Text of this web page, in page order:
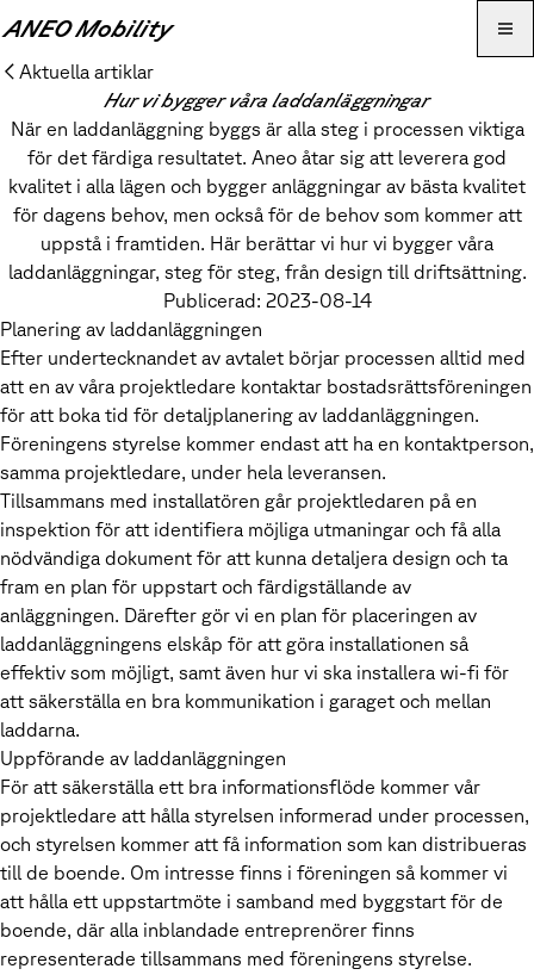
ANEO Mobility
Aktuella artiklar
Hur vi bygger våra laddanläggningar
När en laddanläggning byggs är alla steg i processen viktiga
för det färdiga resultatet. Aneo åtar sig att leverera god
kvalitet i alla lägen och bygger anläggningar av bästa kvalitet
för dagens behov, men också för de behov som kommer att
uppstå i framtiden. Här berättar vi hur vi bygger våra
laddanläggningar, steg för steg, från design till driftsättning.
Publicerad: 2023-08-14
Planering av laddanläggningen
Efter undertecknandet av avtalet börjar processen alltid med
att en av våra projektledare kontaktar bostadsrättsföreningen
för att boka tid för detaljplanering av laddanläggningen.
Föreningens styrelse kommer endast att ha en kontaktperson,
samma projektledare, under hela leveransen.
Tillsammans med installatören går projektledaren på en
inspektion för att identifiera möjliga utmaningar och få alla
nödvändiga dokument för att kunna detaljera design och ta
fram en plan för uppstart och färdigställande av
anläggningen. Därefter gör vi en plan för placeringen av
laddanläggningens elskåp för att göra installationen så
effektiv som möjligt, samt även hur vi ska installera wi-fi för
att säkerställa en bra kommunikation i garaget och mellan
laddarna.
Uppförande av laddanläggningen
För att säkerställa ett bra informationsflöde kommer vår
projektledare att hålla styrelsen informerad under processen,
och styrelsen kommer att få information som kan distribueras
till de boende. Om intresse finns i föreningen så kommer vi
att hålla ett uppstartmöte i samband med byggstart för de
boende, där alla inblandade entreprenörer finns
representerade tillsammans med föreningens styrelse.